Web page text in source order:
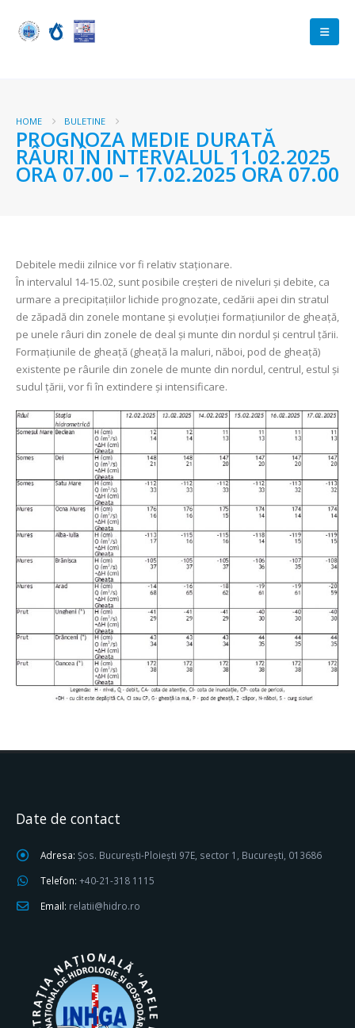
HOME BULETINE
PROGNOZA MEDIE DURATĂ
RÂURI ÎN INTERVALUL 11.02.2025
ORA 07.00 – 17.02.2025 ORA 07.00
Debitele medii zilnice vor fi relativ staționare.
În intervalul 14-15.02, sunt posibile creşteri de niveluri şi debite, ca
urmare a precipitațiilor lichide prognozate, cedării apei din stratul
de zăpadă din zonele montane şi evoluției formațiunilor de gheață,
pe unele râuri din zonele de deal şi munte din nordul şi centrul țării.
Formațiunile de gheață (gheață la maluri, năboi, pod de gheață)
existente pe râurile din zonele de munte din nordul, centrul, estul şi
sudul țării, vor fi în extindere şi intensificare.
Date de contact
Adresa: Șos. București-Ploiești 97E, sector 1, București, 013686
Telefon: +40-21-318 1115
Email: relatii@hidro.ro